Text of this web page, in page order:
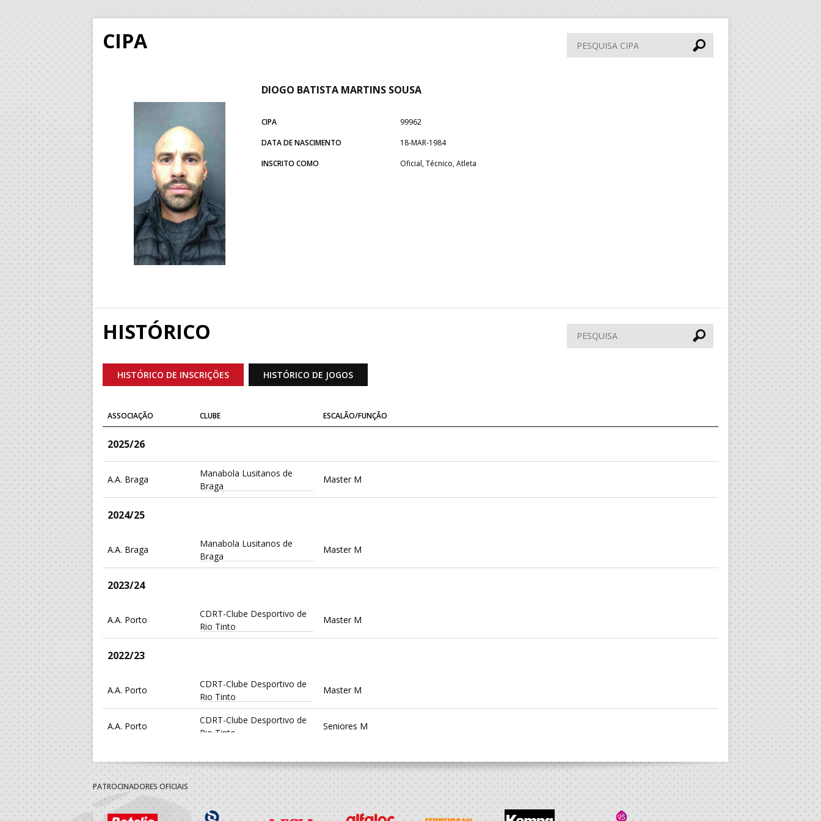
CIPA
Pesquisa
CIPA
DIOGO BATISTA MARTINS SOUSA
CIPA
99962
DATA DE NASCIMENTO
18-MAR-1984
INSCRITO COMO
Oficial, Técnico, Atleta
HISTÓRICO Pesquisar
HISTÓRICO DE INSCRIÇÕES HISTÓRICO DE JOGOS
ASSOCIAÇÃO CLUBE ESCALÃO/FUNÇÃO
2025/26
A.A. Braga
Manabola Lusitanos de
Braga
Master M
2024/25
A.A. Braga
Manabola Lusitanos de
Braga
Master M
2023/24
A.A. Porto
CDRT-Clube Desportivo de
Rio Tinto
Master M
2022/23
A.A. Porto
CDRT-Clube Desportivo de
Rio Tinto
Master M
A.A. Porto
CDRT-Clube Desportivo de
Rio Tinto
Seniores M
2021/22
A.A. Porto
CDRT-Clube Desportivo de
Rio Tinto
Master M
PATROCINADORES OFICIAIS